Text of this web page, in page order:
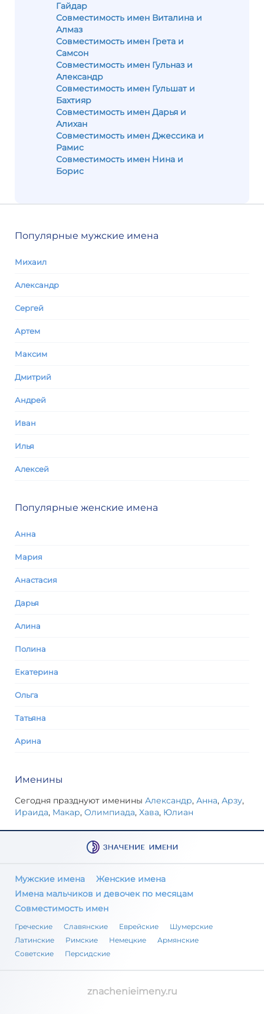
Гайдар
Совместимость имен Виталина и
Алмаз
Совместимость имен Грета и
Самсон
Совместимость имен Гульназ и
Александр
Совместимость имен Гульшат и
Бахтияр
Совместимость имен Дарья и
Алихан
Совместимость имен Джессика и
Рамис
Совместимость имен Нина и
Борис
Популярные мужские имена
Михаил
Александр
Сергей
Артем
Максим
Дмитрий
Андрей
Иван
Илья
Алексей
Популярные женские имена
Анна
Мария
Анастасия
Дарья
Алина
Полина
Екатерина
Ольга
Татьяна
Арина
Именины
Сегодня празднуют именины Александр, Анна, Арзу,
Ираида, Макар, Олимпиада, Хава, Юлиан
Мужские имена
Женские имена
Имена мальчиков и девочек по месяцам
Совместимость имен
Греческие Славянские Еврейские
Шумерские
Латинские
Римские Немецкие
Армянские
Советские
Персидские
znachenieimeny.ru